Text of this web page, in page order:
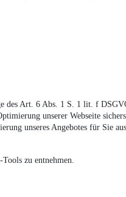
des Art. 6 Abs. 1 S. 1 lit. f
unserer Webseite
unseres Angebotes für Sie
zu entnehmen.